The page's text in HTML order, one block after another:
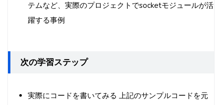
テムなど、実際のプロジェクトでsocketモジュールが活
躍する事例
次の学習ステップ
実際にコードを書いてみる 上記のサンプルコードを元